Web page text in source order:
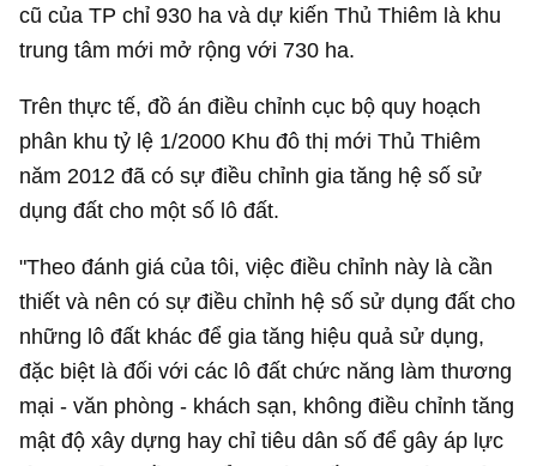
cũ của TP chỉ 930 ha và dự kiến Thủ Thiêm là khu
trung tâm mới mở rộng với 730 ha.
Trên thực tế, đồ án điều chỉnh cục bộ quy hoạch
phân khu tỷ lệ 1/2000 Khu đô thị mới Thủ Thiêm
năm 2012 đã có sự điều chỉnh gia tăng hệ số sử
dụng đất cho một số lô đất.
"Theo đánh giá của tôi, việc điều chỉnh này là cần
thiết và nên có sự điều chỉnh hệ số sử dụng đất cho
những lô đất khác để gia tăng hiệu quả sử dụng,
đặc biệt là đối với các lô đất chức năng làm thương
mại - văn phòng - khách sạn, không điều chỉnh tăng
mật độ xây dựng hay chỉ tiêu dân số để gây áp lực